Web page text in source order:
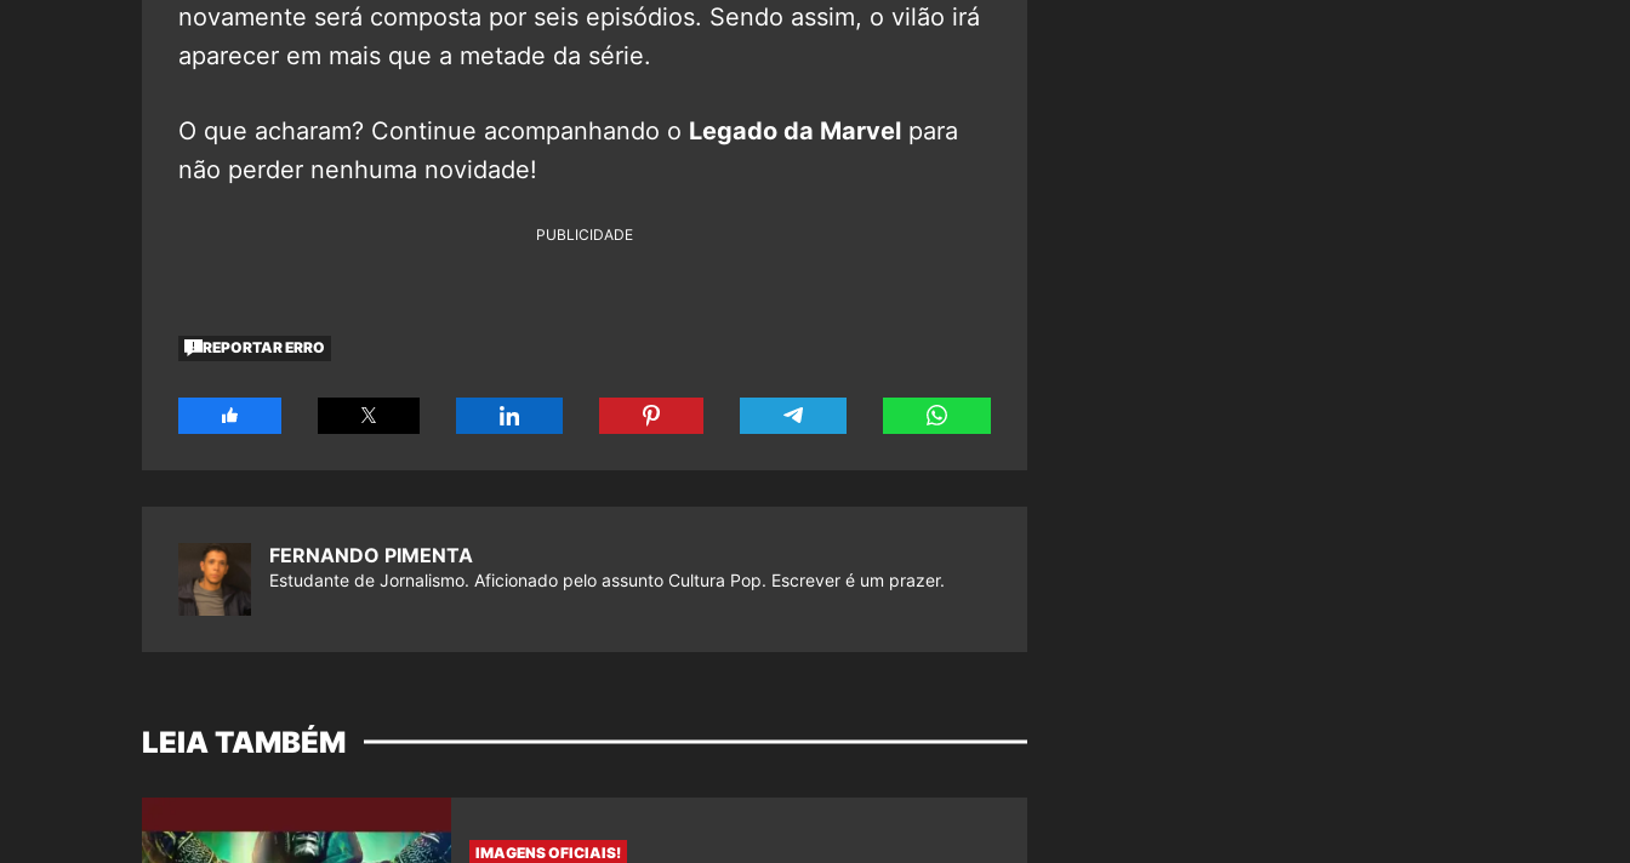
novamente será composta por seis episódios. Sendo assim, o vilão irá
aparecer em mais que a metade da série.
O que acharam? Continue acompanhando o Legado da Marvel para
não perder nenhuma novidade!
PUBLICIDADE
REPORTAR ERRO
FERNANDO PIMENTA
Estudante de Jornalismo. Aficionado pelo assunto Cultura Pop. Escrever é um prazer.
LEIA TAMBÉM
IMAGENS OFICIAIS!